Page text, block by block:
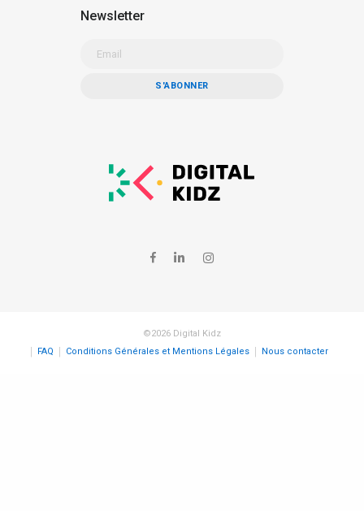
Newsletter
©2026 Digital Kidz
FAQ
Conditions Générales et Mentions Légales Nous contacter